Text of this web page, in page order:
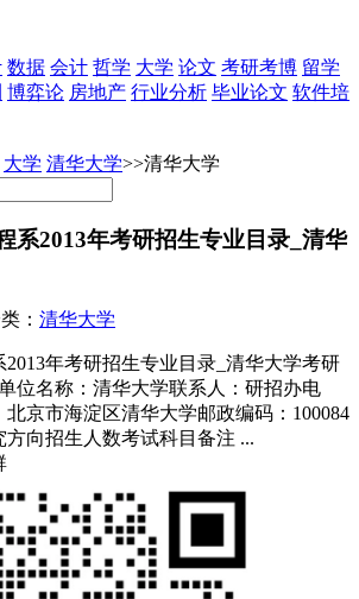
数据 会计 哲学 大学 论文 考研考博 留学
博弈论 房地产 行业分析 毕业论文 软件培
大学 清华大学>>清华大学
系2013年考研招生专业目录_清华
： 清华大学
年考研招生专业目录_清华大学考研
位名称：清华大学联系人：研招办电
北京市海淀区清华大学邮政编码：100084
方向招生人数考试科目备注 ...